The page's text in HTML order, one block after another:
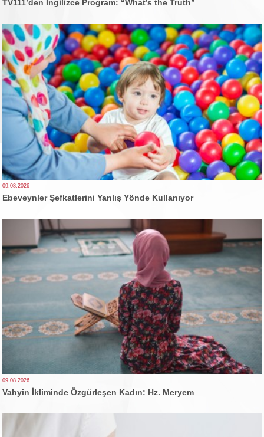
TV111’den İngilizce Program: “What’s the Truth”
09.08.2026
Ebeveynler Şefkatlerini Yanlış Yönde Kullanıyor
09.08.2026
Vahyin İkliminde Özgürleşen Kadın: Hz. Meryem